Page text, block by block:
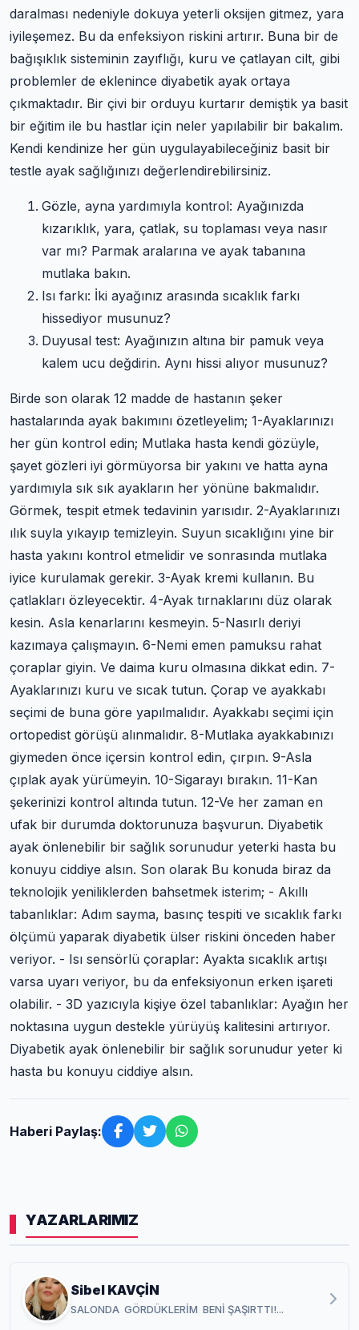
daralması nedeniyle dokuya yeterli oksijen gitmez, yara
iyileşemez. Bu da enfeksiyon riskini artırır. Buna bir de
bağışıklık sisteminin zayıflığı, kuru ve çatlayan cilt, gibi
problemler de eklenince diyabetik ayak ortaya
çıkmaktadır. Bir çivi bir orduyu kurtarır demiştik ya basit
bir eğitim ile bu hastlar için neler yapılabilir bir bakalım.
Kendi kendinize her gün uygulayabileceğiniz basit bir
testle ayak sağlığınızı değerlendirebilirsiniz.
Gözle, ayna yardımıyla kontrol: Ayağınızda
kızarıklık, yara, çatlak, su toplaması veya nasır
var mı? Parmak aralarına ve ayak tabanına
mutlaka bakın.
Isı farkı: İki ayağınız arasında sıcaklık farkı
hissediyor musunuz?
Duyusal test: Ayağınızın altına bir pamuk veya
kalem ucu değdirin. Aynı hissi alıyor musunuz?
Birde son olarak 12 madde de hastanın şeker
hastalarında ayak bakımını özetleyelim; 1-Ayaklarınızı
her gün kontrol edin; Mutlaka hasta kendi gözüyle,
şayet gözleri iyi görmüyorsa bir yakını ve hatta ayna
yardımıyla sık sık ayakların her yönüne bakmalıdır.
Görmek, tespit etmek tedavinin yarısıdır. 2-Ayaklarınızı
ılık suyla yıkayıp temizleyin. Suyun sıcaklığını yine bir
hasta yakını kontrol etmelidir ve sonrasında mutlaka
iyice kurulamak gerekir. 3-Ayak kremi kullanın. Bu
çatlakları özleyecektir. 4-Ayak tırnaklarını düz olarak
kesin. Asla kenarlarını kesmeyin. 5-Nasırlı deriyi
kazımaya çalışmayın. 6-Nemi emen pamuksu rahat
çoraplar giyin. Ve daima kuru olmasına dikkat edin. 7-
Ayaklarınızı kuru ve sıcak tutun. Çorap ve ayakkabı
seçimi de buna göre yapılmalıdır. Ayakkabı seçimi için
ortopedist görüşü alınmalıdır. 8-Mutlaka ayakkabınızı
giymeden önce içersin kontrol edin, çırpın. 9-Asla
çıplak ayak yürümeyin. 10-Sigarayı bırakın. 11-Kan
şekerinizi kontrol altında tutun. 12-Ve her zaman en
ufak bir durumda doktorunuza başvurun. Diyabetik
ayak önlenebilir bir sağlık sorunudur yeterki hasta bu
konuyu ciddiye alsın. Son olarak Bu konuda biraz da
teknolojik yeniliklerden bahsetmek isterim; - Akıllı
tabanlıklar: Adım sayma, basınç tespiti ve sıcaklık farkı
ölçümü yaparak diyabetik ülser riskini önceden haber
veriyor. - Isı sensörlü çoraplar: Ayakta sıcaklık artışı
varsa uyarı veriyor, bu da enfeksiyonun erken işareti
olabilir. - 3D yazıcıyla kişiye özel tabanlıklar: Ayağın her
noktasına uygun destekle yürüyüş kalitesini artırıyor.
Diyabetik ayak önlenebilir bir sağlık sorunudur yeter ki
hasta bu konuyu ciddiye alsın.
Haberi Paylaş:
YAZARLARIMIZ
Sibel KAVÇİN
SALONDA GÖRDÜKLERİM BENİ ŞAŞIRTTI!...